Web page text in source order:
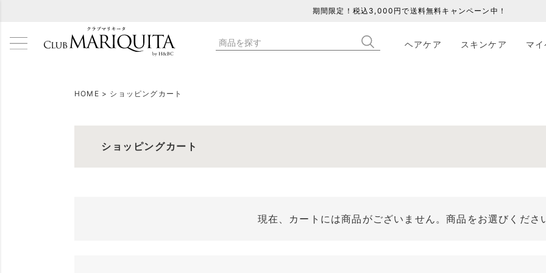
期間限定！税込3,000円で送料無料キャンペーン中！
検索 ヘアケア スキンケア マ
HOME ショッピングカート
ショッピングカート
現在、カートには商品がございません。商品をお選びくださ